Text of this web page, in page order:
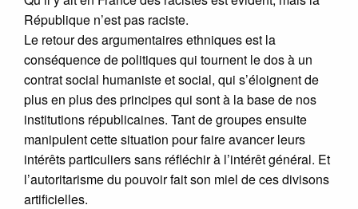
République n’est pas raciste.
Le retour des argumentaires ethniques est la
conséquence de politiques qui tournent le dos à un
contrat social humaniste et social, qui s’éloignent de
plus en plus des principes qui sont à la base de nos
institutions républicaines. Tant de groupes ensuite
manipulent cette situation pour faire avancer leurs
intérêts particuliers sans réfléchir à l’intérêt général. Et
l’autoritarisme du pouvoir fait son miel de ces divisons
artificielles.